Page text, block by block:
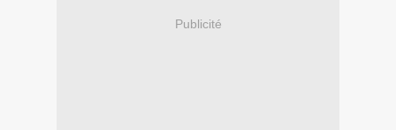
Publicité